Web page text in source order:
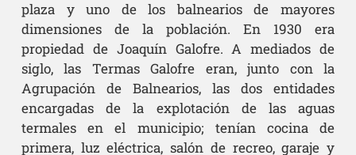
plaza y uno de los balnearios de mayores
dimensiones de la población. En 1930 era
propiedad de Joaquín Galofre. A mediados de
siglo, las Termas Galofre eran, junto con la
Agrupación de Balnearios, las dos entidades
encargadas de la explotación de las aguas
termales en el municipio; tenían cocina de
primera, luz eléctrica, salón de recreo, garaje y